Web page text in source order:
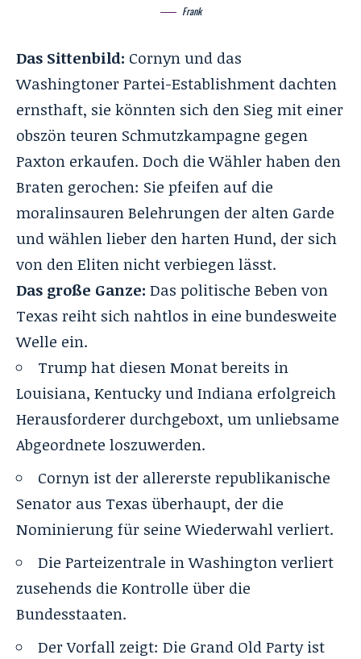
Frank
Das Sittenbild: Cornyn und das
Washingtoner Partei-Establishment dachten
ernsthaft, sie könnten sich den Sieg mit einer
obszön teuren Schmutzkampagne gegen
Paxton erkaufen. Doch die Wähler haben den
Braten gerochen: Sie pfeifen auf die
moralinsauren Belehrungen der alten Garde
und wählen lieber den harten Hund, der sich
von den Eliten nicht verbiegen lässt.
Das große Ganze: Das politische Beben von
Texas reiht sich nahtlos in eine bundesweite
Welle ein.
Trump hat diesen Monat bereits in
Louisiana, Kentucky und Indiana erfolgreich
Herausforderer durchgeboxt, um unliebsame
Abgeordnete loszuwerden.
Cornyn ist der allererste republikanische
Senator aus Texas überhaupt, der die
Nominierung für seine Wiederwahl verliert.
Die Parteizentrale in Washington verliert
zusehends die Kontrolle über die
Bundesstaaten.
Der Vorfall zeigt: Die Grand Old Party ist